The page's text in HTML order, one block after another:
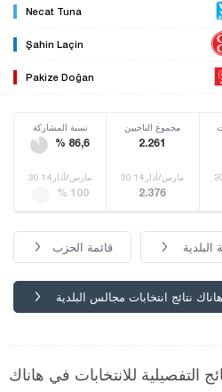
Necat Tuna
Şahin Laçin
Pakize Doğan
نسبة المشاركة
% 86,6
مجموع الناخبين
2.261
30 مارس/أذار14
% 100
30 مارس/أذار14
2.376
قائمة الحزب
هاناك نتائج انتخابات مجالس البلدية
التفصيلية للانتخابات في هاناك